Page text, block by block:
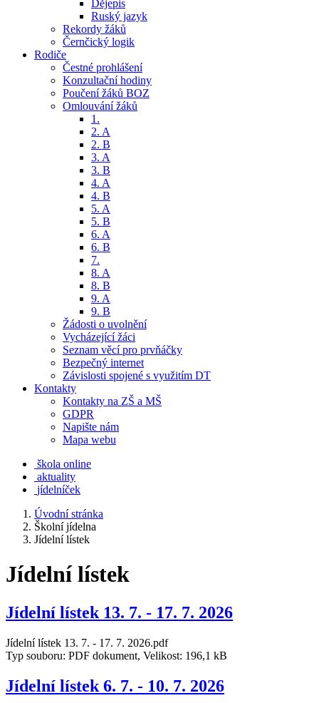
Dějepis
Ruský jazyk
Rekordy žáků
Černčický logik
Rodiče
Čestné prohlášení
Konzultační hodiny
Poučení žáků BOZ
Omlouvání žáků
1.
2. A
2. B
3. A
3. B
4. A
4. B
5. A
5. B
6. A
6. B
7.
8. A
8. B
9. A
9. B
Žádosti o uvolnění
Vycházející žáci
Seznam věcí pro prvňáčky
Bezpečný internet
Závislosti spojené s využitím DT
Kontakty
Kontakty na ZŠ a MŠ
GDPR
Napište nám
Mapa webu
škola online
aktuality
jídelníček
Úvodní stránka
Školní jídelna
Jídelní lístek
Jídelní lístek
Jídelní lístek 13. 7. - 17. 7. 2026
Jídelní lístek 13. 7. - 17. 7. 2026.pdf
Typ souboru: PDF dokument, Velikost: 196,1 kB
Jídelní lístek 6. 7. - 10. 7. 2026